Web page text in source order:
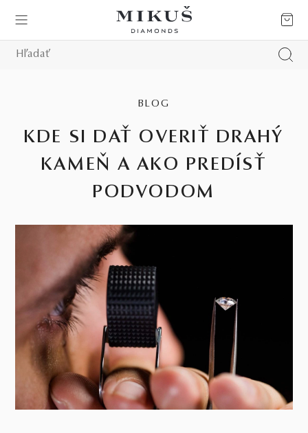
BLOG
KDE SI DAŤ OVERIŤ DRAHÝ
KAMEŇ A AKO PREDÍSŤ
PODVODOM